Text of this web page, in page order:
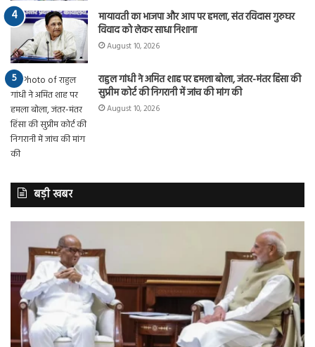
मायावती का भाजपा और आप पर हमला, संत रविदास गुरुघर
विवाद को लेकर साधा निशाना
August 10, 2026
राहुल गांधी ने अमित शाह पर हमला बोला, जंतर-मंतर हिंसा की
सुप्रीम कोर्ट की निगरानी में जांच की मांग की
August 10, 2026
बड़ी खबर